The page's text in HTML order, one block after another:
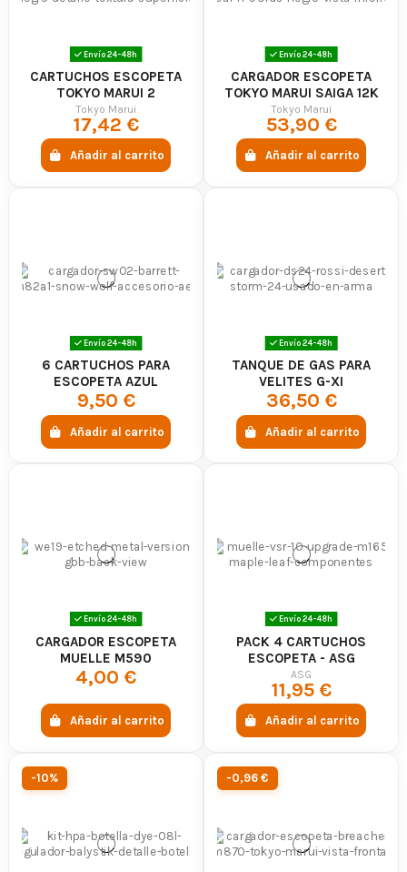
Envío 24-48h
CARTUCHOS ESCOPETA
TOKYO MARUI 2
UNIDADES - BLANCO
Tokyo Marui
17,42 €
Añadir al carrito
Envío 24-48h
CARGADOR ESCOPETA
TOKYO MARUI SAIGA 12K
GBB NEGRO
Tokyo Marui
53,90 €
Añadir al carrito
Envío 24-48h
6 CARTUCHOS PARA
ESCOPETA AZUL
9,50 €
Añadir al carrito
Envío 24-48h
TANQUE DE GAS PARA
VELITES G-XI
36,50 €
Añadir al carrito
Envío 24-48h
CARGADOR ESCOPETA
MUELLE M590
4,00 €
Añadir al carrito
Envío 24-48h
PACK 4 CARTUCHOS
ESCOPETA - ASG
ASG
11,95 €
Añadir al carrito
-10% -0,96 €